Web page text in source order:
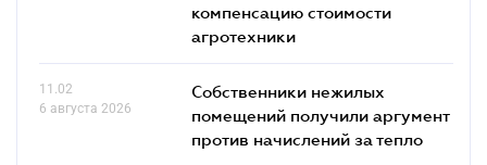
компенсацию стоимости
агротехники
11.02
6 августа 2026
Собственники нежилых
помещений получили аргумент
против начислений за тепло